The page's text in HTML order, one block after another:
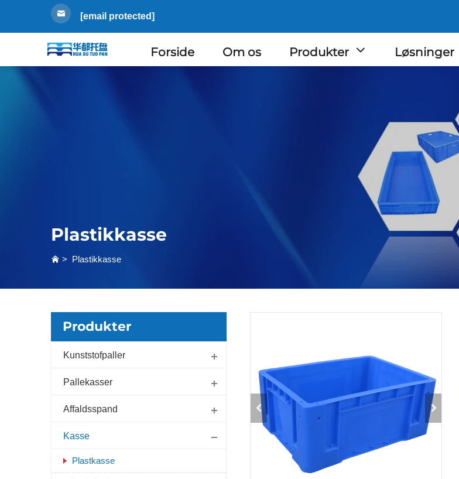
[email protected]
Forside Om os Produkter Løsninger
Plastikkasse
> Plastikkasse
Produkter
Kunststofpaller
Pallekasser
Affaldsspand
Kasse
Plastkasse